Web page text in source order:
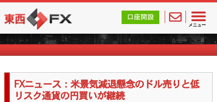
メニュー
東西FX｜海外FX会社（ブローカー）の無料口座開設サポ
口座開設
FXニュース一覧
FXニュース：米景気減退懸念のドル売りと低
リスク通貨の円買いが継続